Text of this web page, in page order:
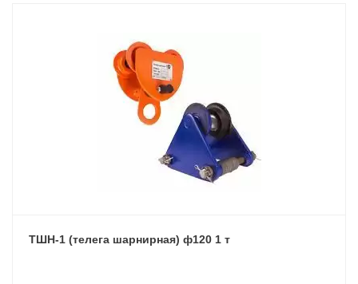
ТШН-1 (телега шарнирная) ф120 1 т